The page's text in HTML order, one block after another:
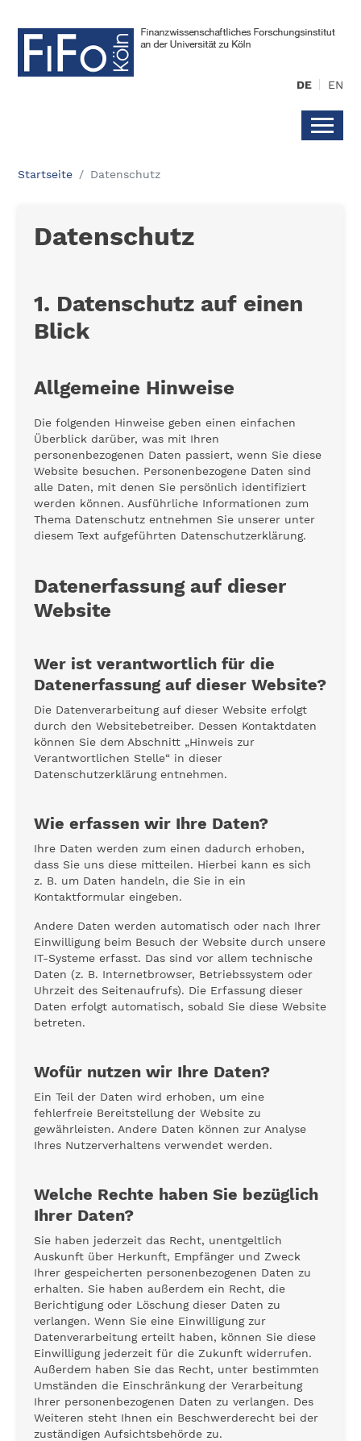
DE EN
Startseite Datenschutz
Datenschutz
1. Datenschutz auf einen
Blick
Allgemeine Hinweise
Die folgenden Hinweise geben einen einfachen
Überblick darüber, was mit Ihren
personenbezogenen Daten passiert, wenn Sie diese
Website besuchen. Personenbezogene Daten sind
alle Daten, mit denen Sie persönlich identifiziert
werden können. Ausführliche Informationen zum
Thema Datenschutz entnehmen Sie unserer unter
diesem Text aufgeführten Datenschutzerklärung.
Datenerfassung auf dieser
Website
Wer ist verantwortlich für die
Datenerfassung auf dieser Website?
Die Datenverarbeitung auf dieser Website erfolgt
durch den Websitebetreiber. Dessen Kontaktdaten
können Sie dem Abschnitt „Hinweis zur
Verantwortlichen Stelle“ in dieser
Datenschutzerklärung entnehmen.
Wie erfassen wir Ihre Daten?
Ihre Daten werden zum einen dadurch erhoben,
dass Sie uns diese mitteilen. Hierbei kann es sich
z. B. um Daten handeln, die Sie in ein
Kontaktformular eingeben.
Andere Daten werden automatisch oder nach Ihrer
Einwilligung beim Besuch der Website durch unsere
IT-Systeme erfasst. Das sind vor allem technische
Daten (z. B. Internetbrowser, Betriebssystem oder
Uhrzeit des Seitenaufrufs). Die Erfassung dieser
Daten erfolgt automatisch, sobald Sie diese Website
betreten.
Wofür nutzen wir Ihre Daten?
Ein Teil der Daten wird erhoben, um eine
fehlerfreie Bereitstellung der Website zu
gewährleisten. Andere Daten können zur Analyse
Ihres Nutzerverhaltens verwendet werden.
Welche Rechte haben Sie bezüglich
Ihrer Daten?
Sie haben jederzeit das Recht, unentgeltlich
Auskunft über Herkunft, Empfänger und Zweck
Ihrer gespeicherten personenbezogenen Daten zu
erhalten. Sie haben außerdem ein Recht, die
Berichtigung oder Löschung dieser Daten zu
verlangen. Wenn Sie eine Einwilligung zur
Datenverarbeitung erteilt haben, können Sie diese
Einwilligung jederzeit für die Zukunft widerrufen.
Außerdem haben Sie das Recht, unter bestimmten
Umständen die Einschränkung der Verarbeitung
Ihrer personenbezogenen Daten zu verlangen. Des
Weiteren steht Ihnen ein Beschwerderecht bei der
zuständigen Aufsichtsbehörde zu.